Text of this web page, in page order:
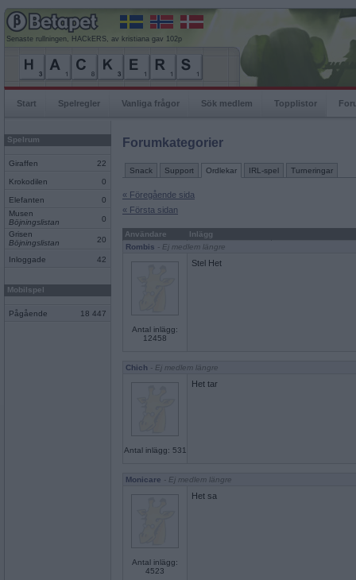
Senaste rullningen, HACkERS, av kristiana gav 102p
Start Spelregler Vanliga frågor Sök medlem Topplistor
Spelrum
Giraffen 22
Krokodilen 0
Elefanten
0
Musen
Böjningslistan
0
Grisen
Böjningslistan
20
Inloggade 42
Mobilspel
Pågående 18 447
Forumkategorier
Snack Support Ordlekar IRL-spel Turneringar
« Föregående sida
« Första sidan
Användare
Inlägg
Rombis - Ej medlem längre
Antal inlägg:
12458
Stel Het
Chich - Ej medlem längre
Antal inlägg: 531
Het tar
Monicare - Ej medlem längre
Antal inlägg:
4523
Het sa